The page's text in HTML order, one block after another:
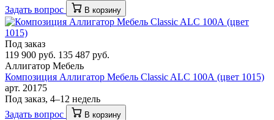
Задать вопрос
В корзину
Под заказ
119 900 руб. 135 487 руб.
Аллигатор Мебель
Композиция Аллигатор Мебель Classic ALC 100А (цвет 1015)
арт. 20175
Под заказ, 4–12 недель
Задать вопрос
В корзину